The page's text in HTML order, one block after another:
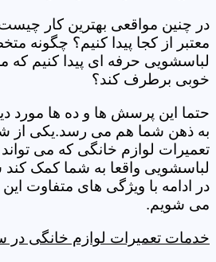
در چنین مواقعی بهترین کار
معتبر از کجا پیدا کنیم؟ چگونه
لباسشویی حرفه ای پیدا کنیم
خوبی برطرف کند؟
حتما این پرسش ها و ده ها مورد
به ذهن شما هم می رسد.یکی از
تعمیرات لوازم خانگی که می
لباسشویی واقعا به شما کمک
در ادامه با ویژگی های متفاوت
می شویم.
خدمات تعمیرات لوازم خانگی در